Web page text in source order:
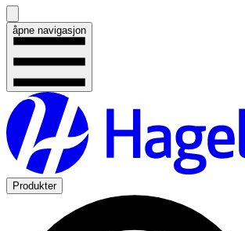
åpne navigasjon
Produkter